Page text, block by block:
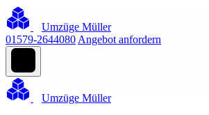
Umzüge Müller
01579-2644080 Angebot anfordern
Umzüge Müller